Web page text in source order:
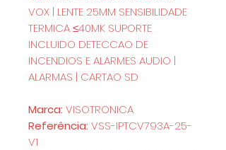
VOX | LENTE 25MM SENSIBILIDADE
TERMICA ≤40MK SUPORTE
INCLUIDO DETECCAO DE
INCENDIOS E ALARMES AUDIO |
ALARMAS | CARTAO SD
Marca: VISOTRONICA
Referência: VSS-IPTCV793A-25-
V1